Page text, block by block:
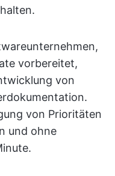
vorbereitet,
von
von Prioritäten
und ohne